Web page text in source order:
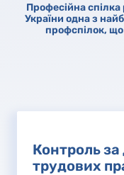
Професійна спілка
України одна з
профспілок,
Контроль
трудових